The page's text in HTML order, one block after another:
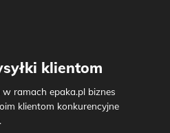
klientom
ramach epaka.pl biznes
klientom konkurencyjne